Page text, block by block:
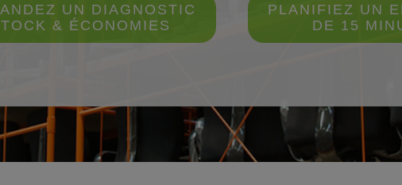
UN DIAGNOSTIC
& ÉCONOMIES
PLANIFIEZ UN
DE 15